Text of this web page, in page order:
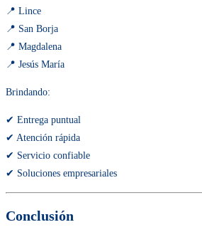
📍 Lince
📍 San Borja
📍 Magdalena
📍 Jesús María
Brindando:
✔ Entrega puntual
✔ Atención rápida
✔ Servicio confiable
✔ Soluciones empresariales
Conclusión